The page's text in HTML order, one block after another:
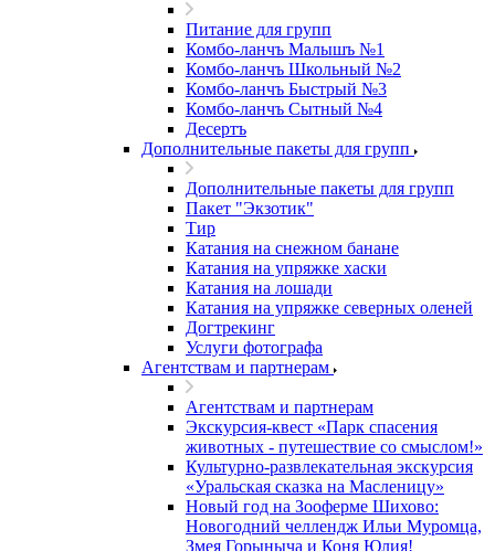
Питание для групп
Комбо-ланчъ Малышъ №1
Комбо-ланчъ Школьный №2
Комбо-ланчъ Быстрый №3
Комбо-ланчъ Сытный №4
Десертъ
Дополнительные пакеты для групп
Дополнительные пакеты для групп
Пакет "Экзотик"
Тир
Катания на снежном банане
Катания на упряжке хаски
Катания на лошади
Катания на упряжке северных оленей
Догтрекинг
Услуги фотографа
Агентствам и партнерам
Агентствам и партнерам
Экскурсия-квест «Парк спасения
животных - путешествие со смыслом!»
Культурно-развлекательная экскурсия
«Уральская сказка на Масленицу»
Новый год на Зооферме Шихово:
Новогодний челлендж Ильи Муромца,
Змея Горыныча и Коня Юлия!